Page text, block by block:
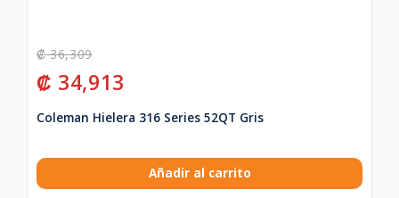
₡36,309
₡ 34,913
Coleman Hielera 316 Series 52QT Gris
Añadir al carrito